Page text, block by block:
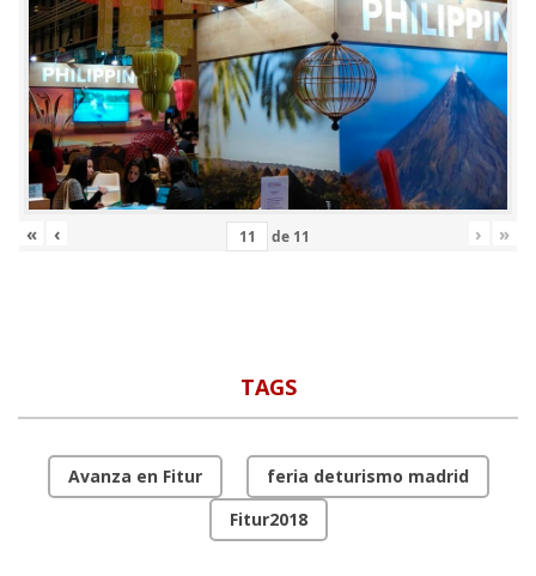
« ‹ de 11 › »
TAGS
Avanza en Fitur
feria deturismo madrid
Fitur2018